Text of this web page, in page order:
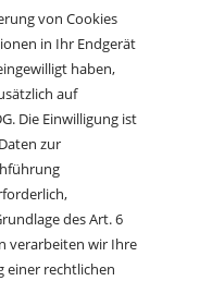
von Cookies
in Ihr Endgerät
haben,
auf
Die Einwilligung ist
zur
des Art. 6
verarbeiten wir Ihre
einer rechtlichen